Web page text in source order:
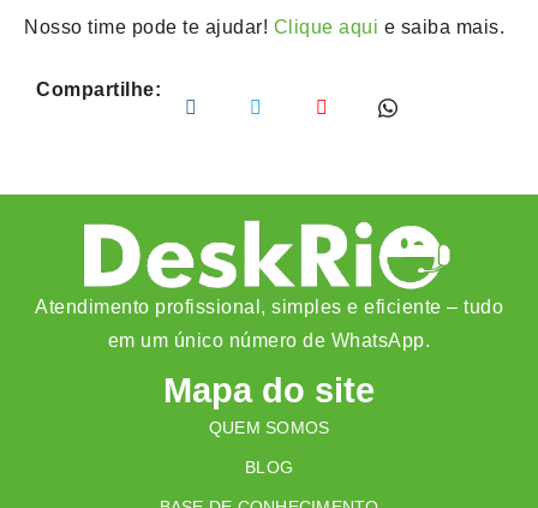
Nosso time pode te ajudar! Clique aqui e saiba mais.
Compartilhe:
Atendimento profissional, simples e eficiente – tudo
em um único número de WhatsApp.
Mapa do site
QUEM SOMOS
BLOG